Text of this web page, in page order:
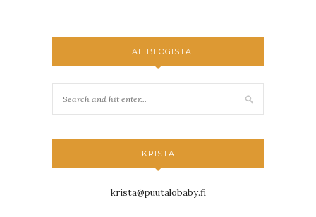
HAE BLOGISTA
KRISTA
krista@puutalobaby.fi